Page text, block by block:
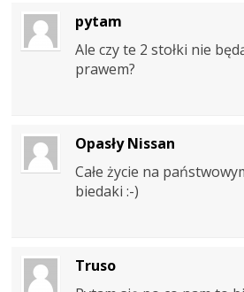
pytam
Ale czy te 2 stołki nie
prawem?
Opasły Nissan
Całe życie na
biedaki :-)
Truso